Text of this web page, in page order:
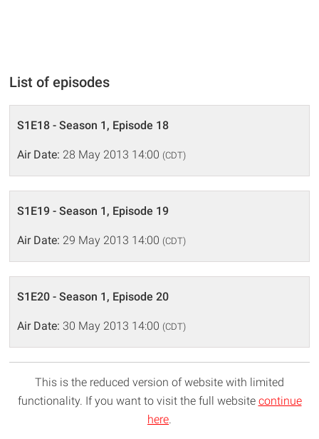
List of episodes
S1E18 - Season 1, Episode 18
Air Date: 28 May 2013 14:00 (CDT)
S1E19 - Season 1, Episode 19
Air Date: 29 May 2013 14:00 (CDT)
S1E20 - Season 1, Episode 20
Air Date: 30 May 2013 14:00 (CDT)
This is the reduced version of website with limited
functionality. If you want to visit the full website continue
here.